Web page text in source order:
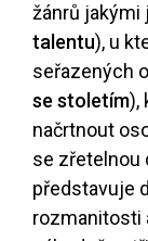
žánrů jakými
talentu), u
seřazených
se stoletím),
načrtnout
se zřetelnou
představuje
rozmanitosti